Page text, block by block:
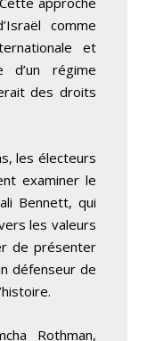
comme
et
régime
des droits
les électeurs
examiner le
Bennett, qui
les valeurs
de présenter
défenseur de
Rothman,